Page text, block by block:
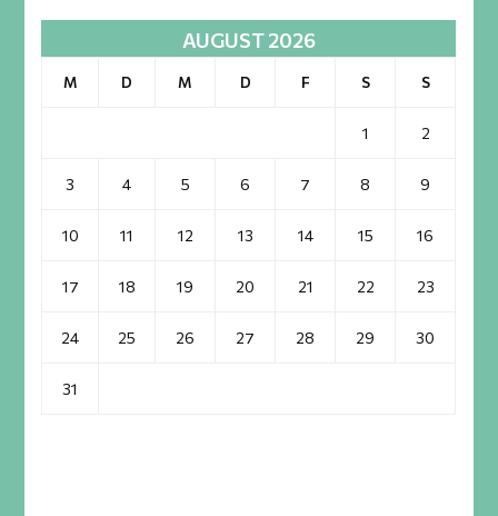
AUGUST 2026
M D M D F S S
1 2
3 4 5 6 7 8 9
10 11 12 13 14 15 16
17 18 19 20 21 22 23
24 25 26 27 28 29 30
31